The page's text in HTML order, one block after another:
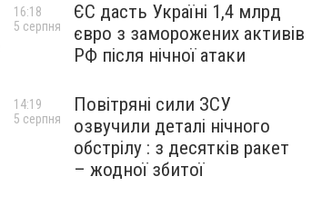
ЄС дасть Україні 1,4 млрд
євро з заморожених активів
РФ після нічної атаки
16:18
5 серпня
Повітряні сили ЗСУ
озвучили деталі нічного
обстрілу : з десятків ракет
– жодної збитої
14:19
5 серпня